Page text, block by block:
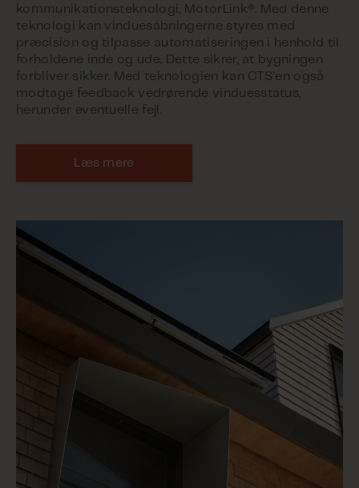
kommunikationsteknologi, MotorLink®. Med denne
teknologi kan vinduesåbningerne styres med
præcision og tilpasse automatiseringen i henhold til
forholdene inde og ude. Dette sikrer, at bygningen
forbliver sikker. Med teknologien kan CTS'en også
modtage feedback vedrørende vinduesstatus,
herunder eventuelle fejl.
Læs mere